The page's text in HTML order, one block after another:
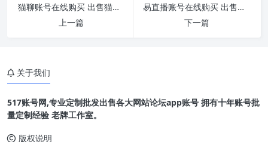
猫聊账号在线购买 出售猫聊小号 可聊天 引流 安
上一篇
易直播账号在线购买 出售易直播小号 引流必备
下一篇
关于我们
517账号网,专业定制批发出售各大网站论坛app账号 拥有十年账号批
量定制经验 老牌工作室。
版权说明